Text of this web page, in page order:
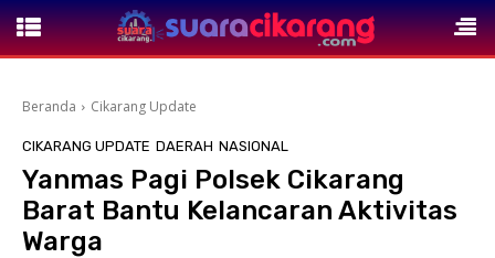
Beranda Cikarang Update
CIKARANG UPDATE DAERAH NASIONAL
Yanmas Pagi Polsek Cikarang
Barat Bantu Kelancaran Aktivitas
Warga